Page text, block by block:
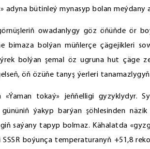
adyna bütinleý mynasyp bolan
owadanlygy göz öňüňde ör
bimaza bolýan müňlerçe çägejikleri
bolýan şemal öz ugruna hut çäge
öň özüňe tanyş ýerleri
«Ýaman tokaý» jeňňelligi gyzyklydyr.
ýakyp barýan şöhlesinden
giň saýany tapyp bolmaz. Kähalatda
boýunça temperaturanyň +51,8